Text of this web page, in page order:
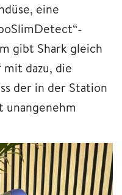
eine
gibt Shark gleich
mit dazu, die
der in der Station
unangenehm